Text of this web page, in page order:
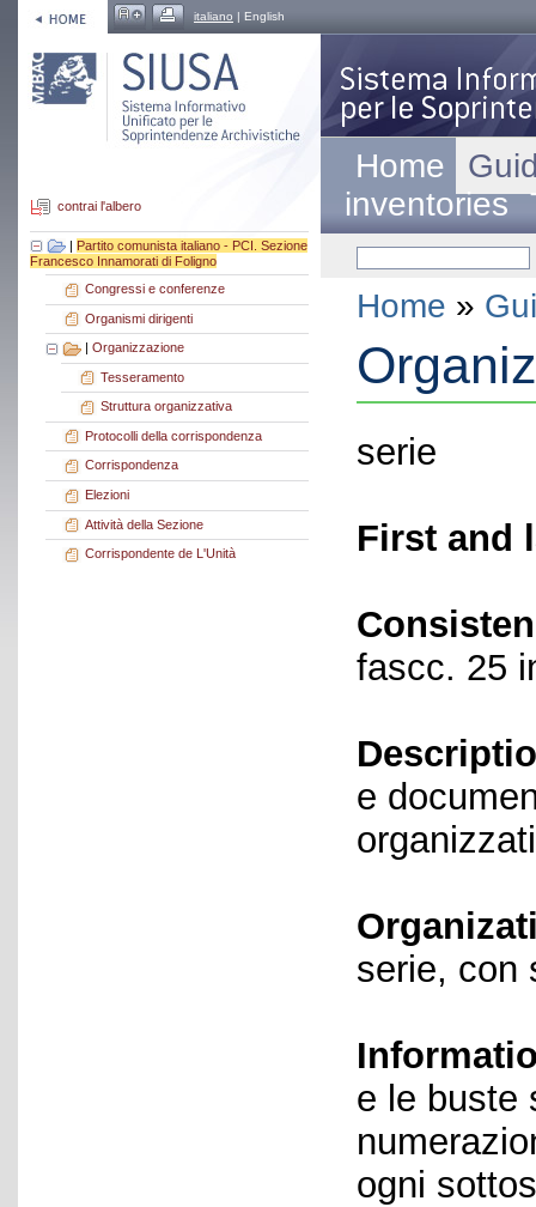
italiano | English
contrai l'albero
| Partito comunista italiano - PCI. Sezione
Francesco Innamorati di Foligno
Congressi e conferenze
Organismi dirigenti
Organizzazione
Tesseramento
Struttura organizzativa
Protocolli della corrispondenza
Corrispondenza
Elezioni
Attività della Sezione
Corrispondente de L'Unità
Home
inventories
Home »
serie
First and
fascc. 25
e
serie, con
e le buste
ogni